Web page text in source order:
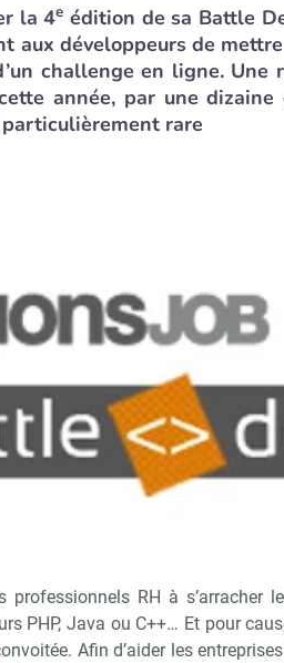
la 4e édition de sa Battle
aux développeurs de
challenge en ligne. Une
année, par une
rare
professionnels RH à s’arracher
PHP, Java ou C++… Et pour
Afin d’aider les